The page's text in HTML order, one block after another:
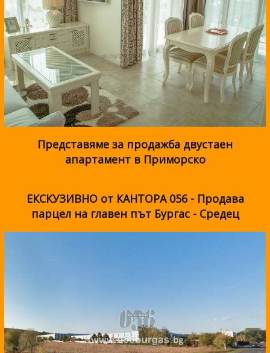
Представяме за продажба двустаен
апартамент в Приморско
ЕКСКУЗИВНО от КАНТОРА 056 - Продава
парцел на главен път Бургас - Средец